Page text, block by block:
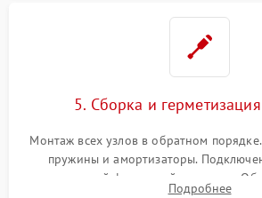
5. Сборка и
Монтаж всех узлов в обратном
пружины и амортизаторы.
надежной фиксацией хомутами.
Подробнее